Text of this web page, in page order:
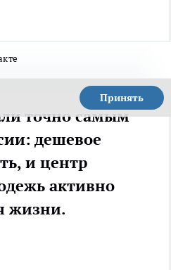
Принять
точно самым
дешевое
и центр
активно
жизни.